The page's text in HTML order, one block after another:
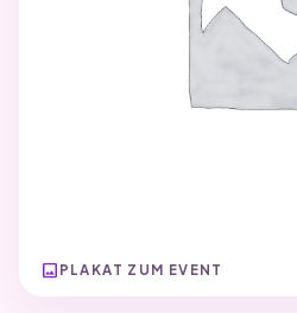
image PLAKAT ZUM EVENT